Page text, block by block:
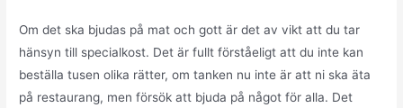
Om det ska bjudas på mat och gott är det av vikt att du tar
hänsyn till specialkost. Det är fullt förståeligt att du inte kan
beställa tusen olika rätter, om tanken nu inte är att ni ska äta
på restaurang, men försök att bjuda på något för alla. Det